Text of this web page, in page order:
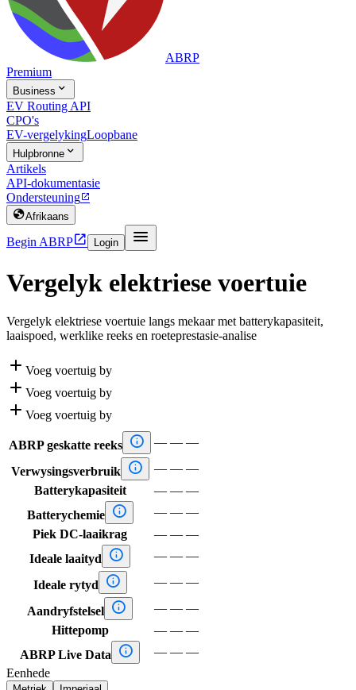
ABRP
Premium
Business 
EV Routing API
CPO's
EV-vergelykingLoopbane
Hulpbronne 
Artikels
API-dokumentasie
Ondersteuning
Afrikaans
Begin ABRP Login 
Vergelyk elektriese voertuie
Vergelyk elektriese voertuie langs mekaar met batterykapasiteit,
laaispoed, werklike reeks en roeteprestasie-analise
 Voeg voertuig by
 Voeg voertuig by
 Voeg voertuig by
ABRP geskatte reeks  — — —
Verwysingsverbruik  — — —
Batterykapasiteit
— — —
Batterychemie
 — — —
Piek DC-laaikrag
— — —
Ideale laaityd
 — — —
Ideale rytyd  — — —
Aandryfstelsel  — — —
Hittepomp
— — —
ABRP Live Data
 — — —
Eenhede